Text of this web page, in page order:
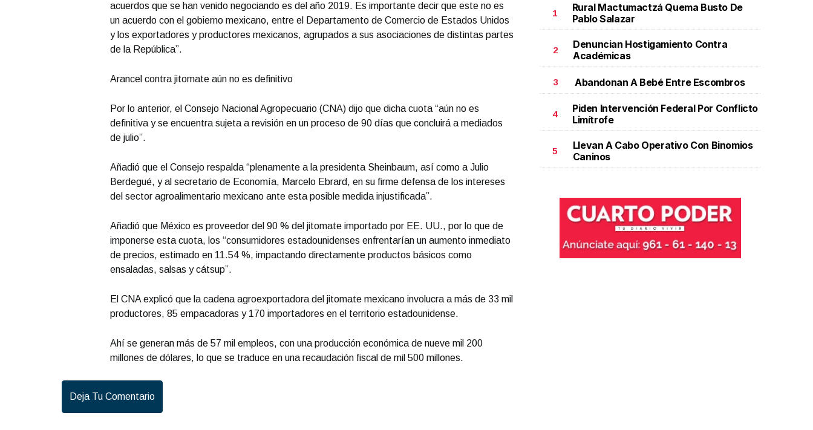
acuerdos que se han venido negociando es del año 2019. Es importante decir que este no es
un acuerdo con el gobierno mexicano, entre el Departamento de Comercio de Estados Unidos
y los exportadores y productores mexicanos, agrupados a sus asociaciones de distintas partes
de la República”.
Arancel contra jitomate aún no es definitivo
Por lo anterior, el Consejo Nacional Agropecuario (CNA) dijo que dicha cuota “aún no es
definitiva y se encuentra sujeta a revisión en un proceso de 90 días que concluirá a mediados
de julio”.
Añadió que el Consejo respalda “plenamente a la presidenta Sheinbaum, así como a Julio
Berdegué, y al secretario de Economía, Marcelo Ebrard, en su firme defensa de los intereses
del sector agroalimentario mexicano ante esta posible medida injustificada”.
Añadió que México es proveedor del 90 % del jitomate importado por EE. UU., por lo que de
imponerse esta cuota, los “consumidores estadounidenses enfrentarían un aumento inmediato
de precios, estimado en 11.54 %, impactando directamente productos básicos como
ensaladas, salsas y cátsup”.
El CNA explicó que la cadena agroexportadora del jitomate mexicano involucra a más de 33 mil
productores, 85 empacadoras y 170 importadores en el territorio estadounidense.
Ahí se generan más de 57 mil empleos, con una producción económica de nueve mil 200
millones de dólares, lo que se traduce en una recaudación fiscal de mil 500 millones.
Deja Tu Comentario
Una emotiva jubilación en educación especial.Una
emotiva jubilación en educación especial
1
Rural Mactumactzá Quema Busto De
Pablo Salazar
2
Denuncian Hostigamiento Contra
Académicas
3 Abandonan A Bebé Entre Escombros
4
Piden Intervención Federal Por Conflicto
Limítrofe
5
Llevan A Cabo Operativo Con Binomios
Caninos